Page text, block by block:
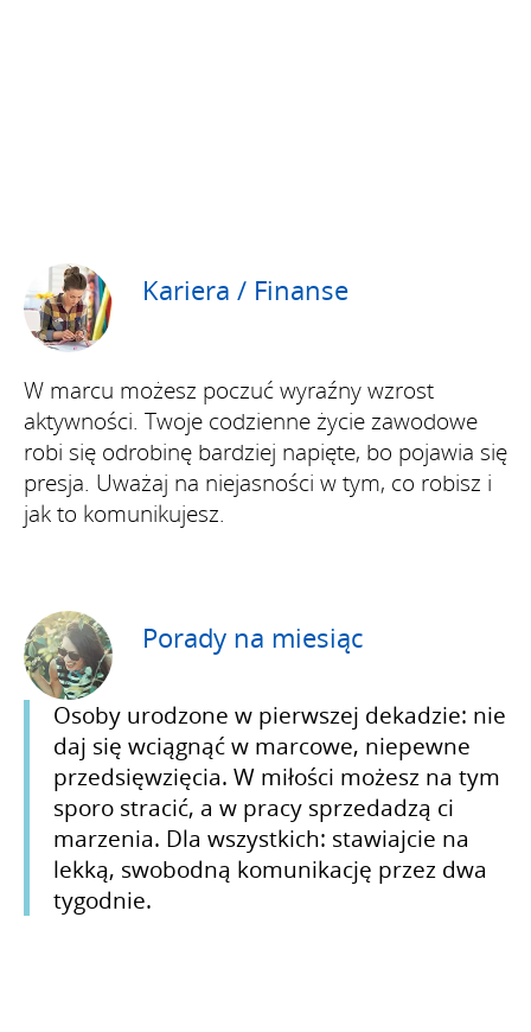
Kariera / Finanse
W marcu możesz poczuć wyraźny wzrost
aktywności. Twoje codzienne życie zawodowe
robi się odrobinę bardziej napięte, bo pojawia się
presja. Uważaj na niejasności w tym, co robisz i
jak to komunikujesz.
Porady na miesiąc
Osoby urodzone w pierwszej dekadzie: nie
daj się wciągnąć w marcowe, niepewne
przedsięwzięcia. W miłości możesz na tym
sporo stracić, a w pracy sprzedadzą ci
marzenia. Dla wszystkich: stawiajcie na
lekką, swobodną komunikację przez dwa
tygodnie.